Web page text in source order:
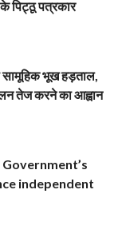
पिट्ठू पत्रकार
सामूहिक भूख हड़ताल,
तेज करने का आह्वान
independent